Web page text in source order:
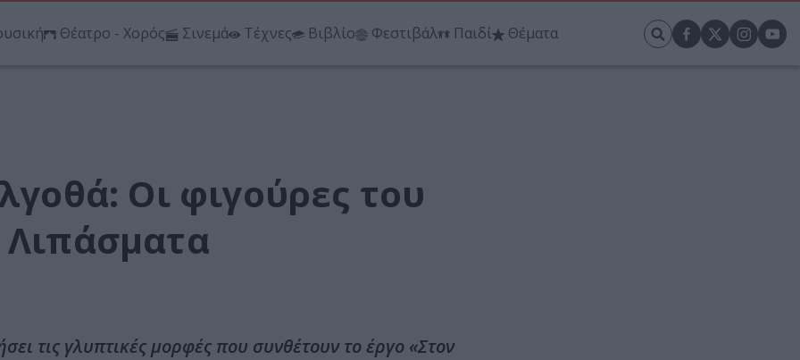
Θέατρο - Χορός Σινεμά Τέχνες Βιβλίο Φεστιβάλ Παιδί Θέματα
Οι φιγούρες του
Λιπάσματα
τις γλυπτικές μορφές που συνθέτουν το έργο «Στον